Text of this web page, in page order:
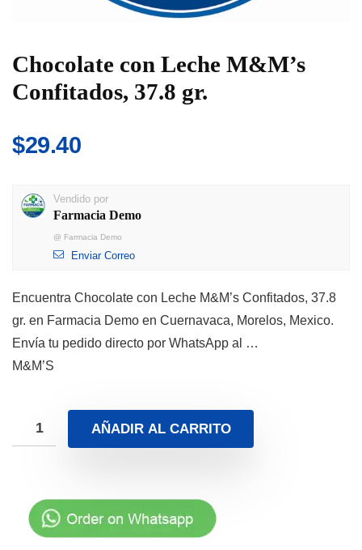
Chocolate con Leche M&M’s
Confitados, 37.8 gr.
$29.40
Vendido por
Farmacia Demo
@ Farmacia Demo
Enviar Correo
Encuentra Chocolate con Leche M&M’s Confitados, 37.8
gr. en Farmacia Demo en Cuernavaca, Morelos, Mexico.
Envía tu pedido directo por WhatsApp al …
M&M’S
AÑADIR AL CARRITO